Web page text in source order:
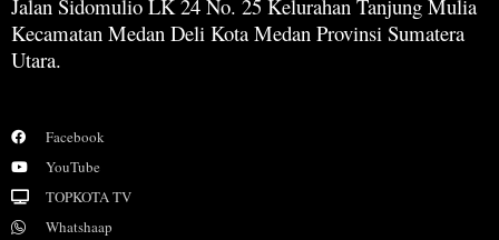
Jalan Sidomulio LK 24 No. 25 Kelurahan Tanjung Mulia
Kecamatan Medan Deli Kota Medan Provinsi Sumatera
Utara.
Facebook
YouTube
TOPKOTA TV
Whatshaap